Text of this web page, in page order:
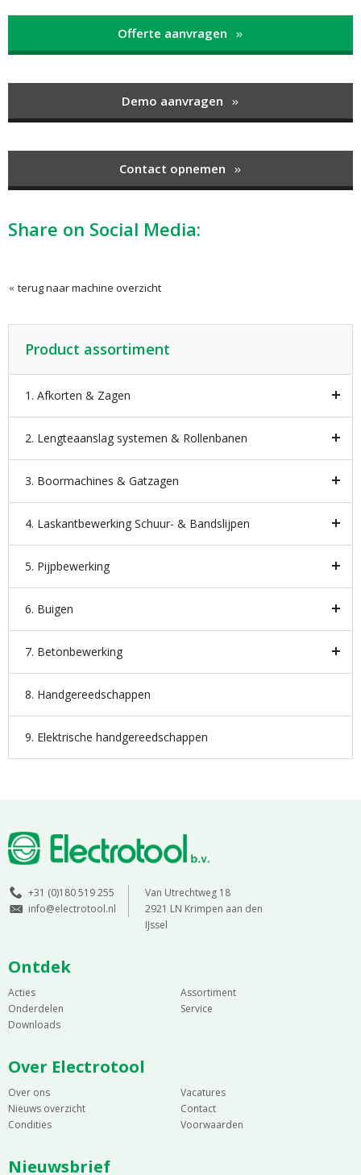
Offerte aanvragen
Demo aanvragen
Contact opnemen
Share on Social Media:
terug naar machine overzicht
Product assortiment
1. Afkorten & Zagen
2. Lengteaanslag systemen & Rollenbanen
3. Boormachines & Gatzagen
4. Laskantbewerking Schuur- & Bandslijpen
5. Pijpbewerking
6. Buigen
7. Betonbewerking
8. Handgereedschappen
9. Elektrische handgereedschappen
+31 (0)180 519 255
info@electrotool.nl
Van Utrechtweg 18
2921 LN Krimpen aan den
IJssel
Ontdek
Acties
Assortiment
Onderdelen
Service
Downloads
Over Electrotool
Over ons
Vacatures
Nieuws overzicht
Contact
Condities
Voorwaarden
Nieuwsbrief